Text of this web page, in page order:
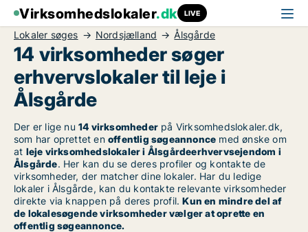
Virksomhedslokaler.dk LIVE
Lokaler søges Nordsjælland Ålsgårde
14 virksomheder søger
erhvervslokaler til leje i
Ålsgårde
Der er lige nu 14 virksomheder på Virksomhedslokaler.dk,
som har oprettet en offentlig søgeannonce med ønske om
at leje virksomhedslokaler i Ålsgårdeerhvervsejendom i
Ålsgårde. Her kan du se deres profiler og kontakte de
virksomheder, der matcher dine lokaler. Har du ledige
lokaler i Ålsgårde, kan du kontakte relevante virksomheder
direkte via knappen på deres profil.Kun en mindre del af
de lokalesøgende virksomheder vælger at oprette en
offentlig søgeannonce.